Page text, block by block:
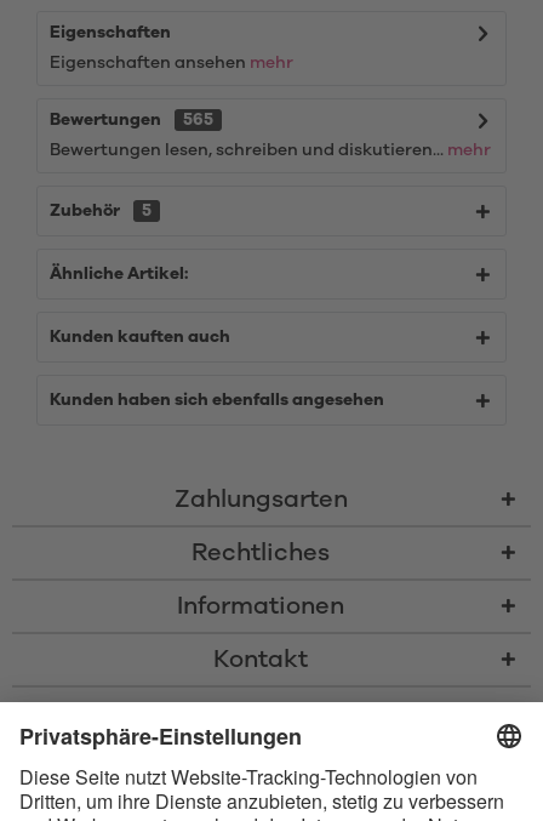
Eigenschaften
Eigenschaften ansehen mehr
Bewertungen
565
Bewertungen lesen, schreiben und diskutieren... mehr
Zubehör 5
Ähnliche Artikel:
Kunden kauften auch
Kunden haben sich ebenfalls angesehen
Zahlungsarten
Rechtliches
Informationen
Kontakt
Nachnahmegebühren, wenn nicht anders beschrieben
und Eigentum der Bluetooth SIG, Inc. Die Nutzung dieser Marken durch